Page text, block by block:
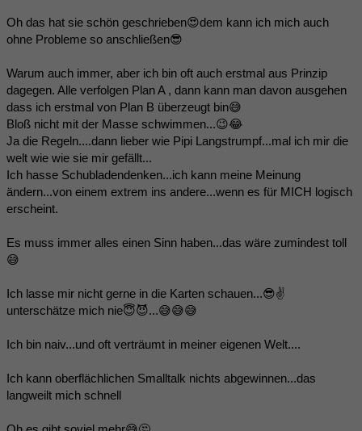
Oh das hat sie schön geschrieben😍dem kann ich mich auch
ohne Probleme so anschließen😎
Warum auch immer, aber ich bin oft auch erstmal aus Prinzip
dagegen. Alle verfolgen Plan A , dann kann man davon ausgehen
dass ich erstmal von Plan B überzeugt bin😅
Bloß nicht mit der Masse schwimmen...😉😂
Ja die Regeln....dann lieber wie Pipi Langstrumpf...mal ich mir die
welt wie wie sie mir gefällt...
Ich hasse Schubladendenken...ich kann meine Meinung
ändern...von einem extrem ins andere...wenn es für MICH logisch
erscheint.
Es muss immer alles einen Sinn haben...das wäre zumindest toll
😅
Ich lasse mir nicht gerne in die Karten schauen...😎✌
unterschätze mich nie😇😈...😅😅😅
Ich bin naiv...und oft verträumt in meiner eigenen Welt....
Ich kann oberflächlichen Smalltalk nichts abgewinnen...das
langweilt mich schnell